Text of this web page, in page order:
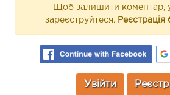
Щоб залишити коментар,
зареєструйтеся.
Увійти